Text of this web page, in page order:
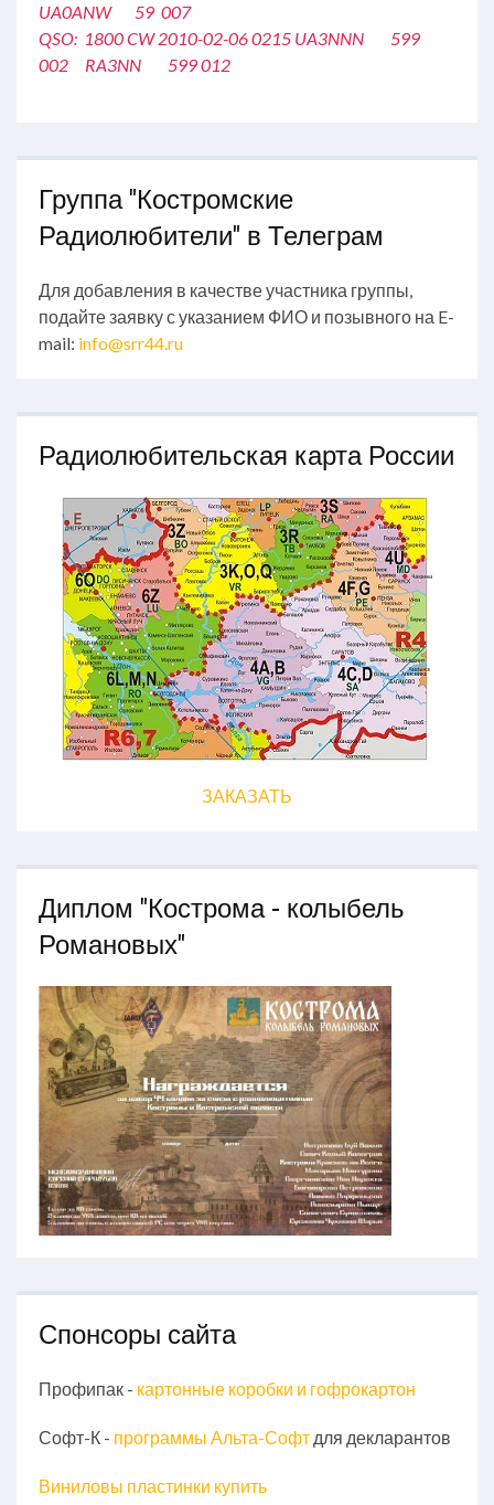
UA0ANW 59 007
QSO: 1800 CW 2010-02-06 0215 UA3NNN 599
002 RA3NN 599 012
Группа "Костромские
Радиолюбители" в Телеграм
Для добавления в качестве участника группы,
подайте заявку с указанием ФИО и позывного на E-
mail: info@srr44.ru
Радиолюбительская карта России
ЗАКАЗАТЬ
Диплом "Кострома - колыбель
Романовых"
Спонсоры сайта
Профипак - картонные коробки и гофрокартон
Софт-К - программы Альта-Софт для декларантов
Виниловы пластинки купить